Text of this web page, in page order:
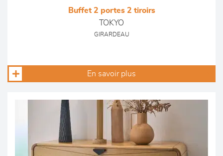
Buffet 2 portes 2 tiroirs
TOKYO
GIRARDEAU
En savoir plus